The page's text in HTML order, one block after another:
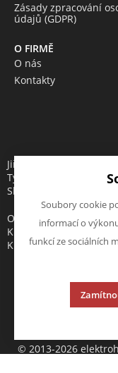
Zásady zpracování
údajů (GDPR)
O FIRMĚ
O nás
Kontakty
Jiří Hartman
Tyršova 143, 552 03
Skalice, CZ
Obchodní rejstřík
Krajského soudu v
Králové, oddíl A, vložka
Tato stránka
© 2013-2026
Soubory cookie
informací o
funkcí ze sociálních